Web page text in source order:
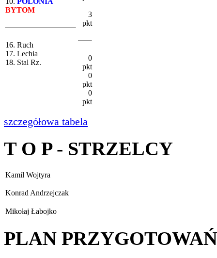
BYTOM
16. Ruch
17. Lechia
18. Stal Rz.
3
pkt
0
pkt
0
pkt
0
pkt
szczegółowa tabela
T O P - STRZELCY
Kamil Wojtyra
Konrad Andrzejczak
Mikołaj Łabojko
PLAN PRZYGOTOWAŃ